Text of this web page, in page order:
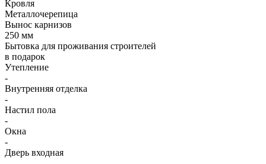
Кровля
Металлочерепица
Вынос карнизов
250 мм
Бытовка для проживания строителей
в подарок
Утепление
-
Внутренняя отделка
-
Настил пола
-
Окна
-
Дверь входная